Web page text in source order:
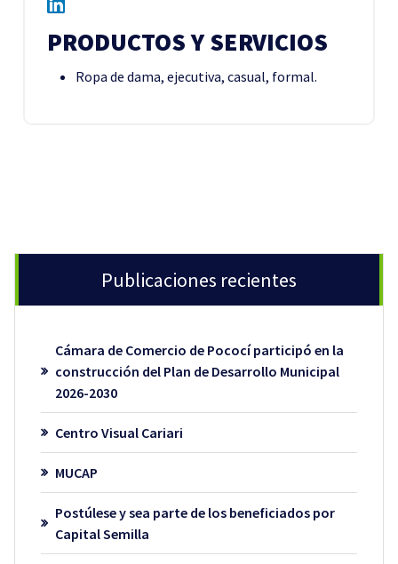
PRODUCTOS Y SERVICIOS
Ropa de dama, ejecutiva, casual, formal.
Publicaciones recientes
Cámara de Comercio de Pococí participó en la
construcción del Plan de Desarrollo Municipal
2026-2030
Centro Visual Cariari
MUCAP
Postúlese y sea parte de los beneficiados por
Capital Semilla